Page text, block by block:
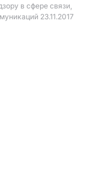
в сфере связи,
23.11.2017